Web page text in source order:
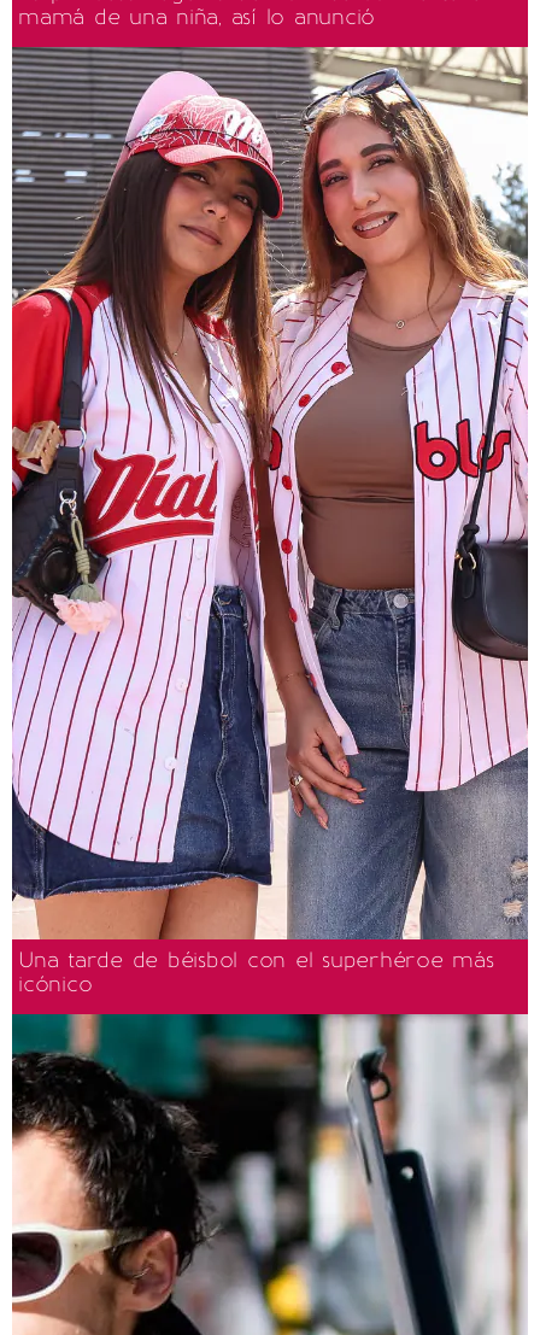
mamá de una niña, así lo anunció
Una tarde de béisbol con el superhéroe más
icónico